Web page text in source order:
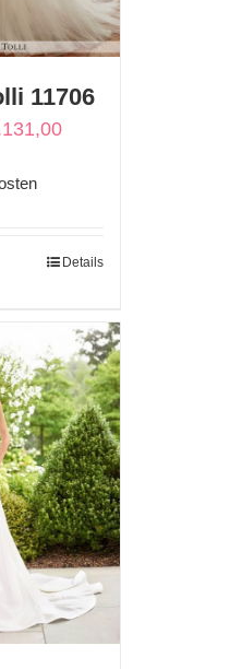
11706
Aktueller
Details